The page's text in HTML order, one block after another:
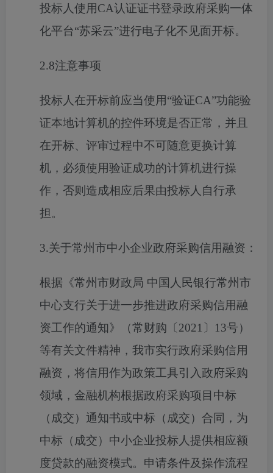
投标人使用CA认证证书登录政府采购一体
化平台“苏采云”进行电子化不见面开标。
2.8注意事项
投标人在开标前应当使用“验证CA”功能验
证本地计算机的控件环境是否正常，并且
在开标、评审过程中不可随意更换计算
机，必须使用验证成功的计算机进行操
作，否则造成相应后果由投标人自行承
担。
3.关于常州市中小企业政府采购信用融资：
根据《常州市财政局 中国人民银行常州市
中心支行关于进一步推进政府采购信用融
资工作的通知》（常财购〔 2021 〕 13号）
等有关文件精神，我市实行政府采购信用
融资，将信用作为政策工具引入政府采购
领域，金融机构根据政府采购项目中标
（成交）通知书或中标（成交）合同，为
中标（成交）中小企业投标人提供相应额
度贷款的融资模式。申请条件及操作流程